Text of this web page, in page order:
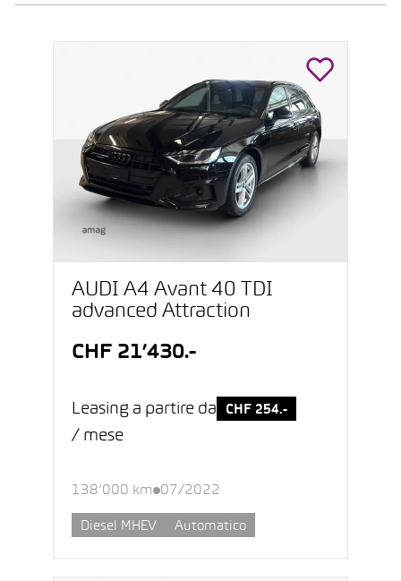
AUDI A4 Avant 40 TDI
advanced Attraction
CHF 21’430.-
Leasing a partire da CHF 254.-
/ mese
138’000 km 07/2022
Diesel MHEV Automatico